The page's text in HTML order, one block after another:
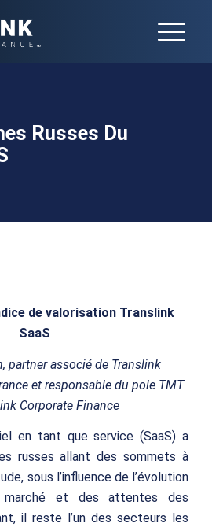
Russes Du
de valorisation Translink
SaaS
partner associé de Translink
et responsable du pole TMT
Corporate Finance
en tant que service (SaaS) a
russes allant des sommets à
sous l’influence de l’évolution
marché et des attentes des
il reste l’un des secteurs les